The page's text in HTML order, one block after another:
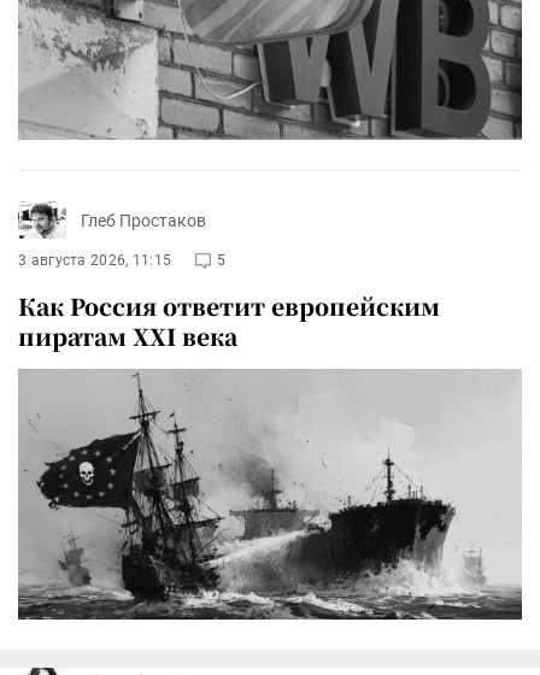
Глеб Простаков
3 августа 2026, 11:15 5
Как Россия ответит европейским
пиратам XXI века